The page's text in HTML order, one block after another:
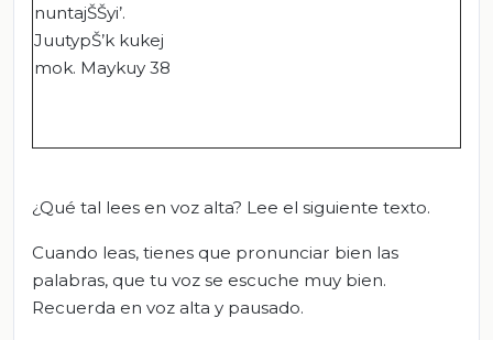
nuntajŠŠyi’.
JuutypŠ’k kukej
mok. Maykuy 38
¿Qué tal lees en voz alta? Lee el siguiente texto.
Cuando leas, tienes que pronunciar bien las
palabras, que tu voz se escuche muy bien.
Recuerda en voz alta y pausado.